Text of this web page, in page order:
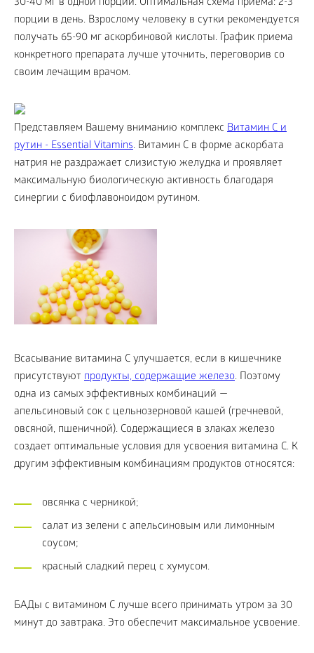
30-40 мг в одной порции. Оптимальная схема приема: 2-3
порции в день. Взрослому человеку в сутки рекомендуется
получать 65-90 мг аскорбиновой кислоты. График приема
конкретного препарата лучше уточнить, переговорив со
своим лечащим врачом.
Представляем Вашему вниманию комплекс Витамин С и
рутин - Essential Vitamins. Витамин C в форме аскорбата
натрия не раздражает слизистую желудка и проявляет
максимальную биологическую активность благодаря
синергии с биофлавоноидом рутином.
Всасывание витамина С улучшается, если в кишечнике
присутствуют продукты, содержащие железо. Поэтому
одна из самых эффективных комбинаций —
апельсиновый сок с цельнозерновой кашей (гречневой,
овсяной, пшеничной). Содержащиеся в злаках железо
создает оптимальные условия для усвоения витамина С. К
другим эффективным комбинациям продуктов относятся:
овсянка с черникой;
салат из зелени с апельсиновым или лимонным
соусом;
красный сладкий перец с хумусом.
БАДы с витамином С лучше всего принимать утром за 30
минут до завтрака. Это обеспечит максимальное усвоение.